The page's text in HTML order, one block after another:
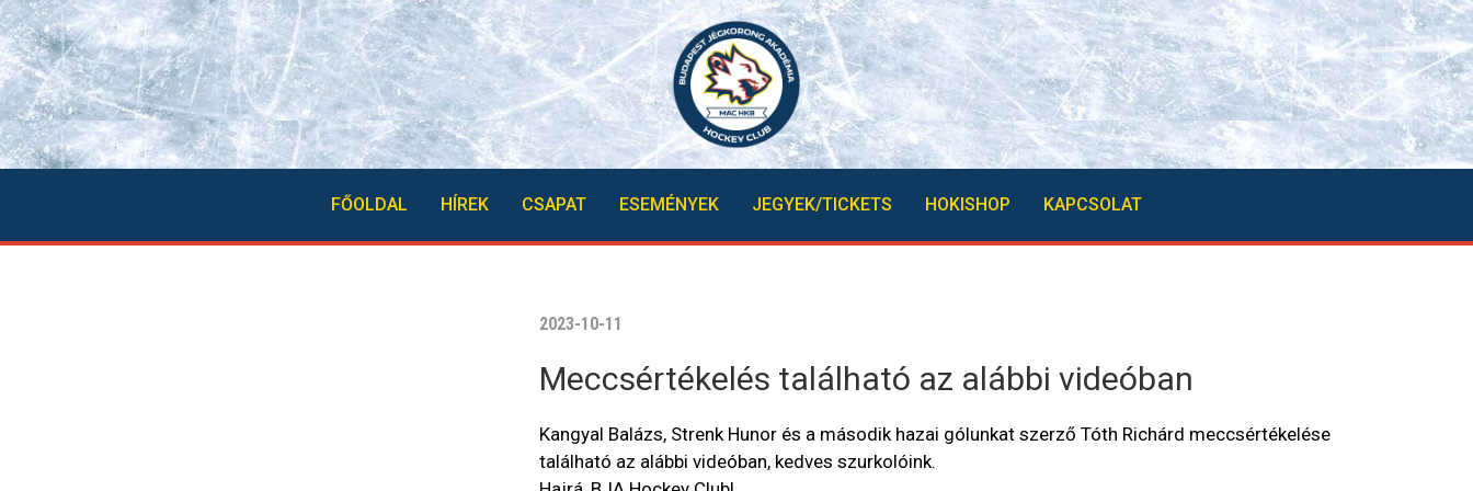
FŐOLDAL HÍREK CSAPAT ESEMÉNYEK JEGYEK/TICKETS HOKISHOP KAPCSOLAT
2023-10-11
Meccsértékelés található az alábbi videóban
Kangyal Balázs, Strenk Hunor és a második hazai gólunkat szerző Tóth Richárd meccsértékelése
található az alábbi videóban, kedves szurkolóink.